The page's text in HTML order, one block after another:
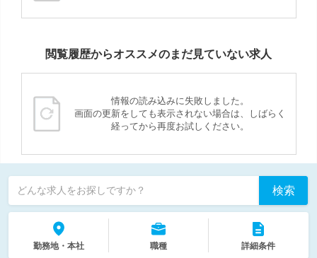
閲覧履歴からオススメのまだ見ていない求人
情報の読み込みに失敗しました。
画面の更新をしても表示されない場合は、しばらく
経ってから再度お試しください。
どんな求人をお探しですか？ 検索
勤務地・本社 職種 詳細条件